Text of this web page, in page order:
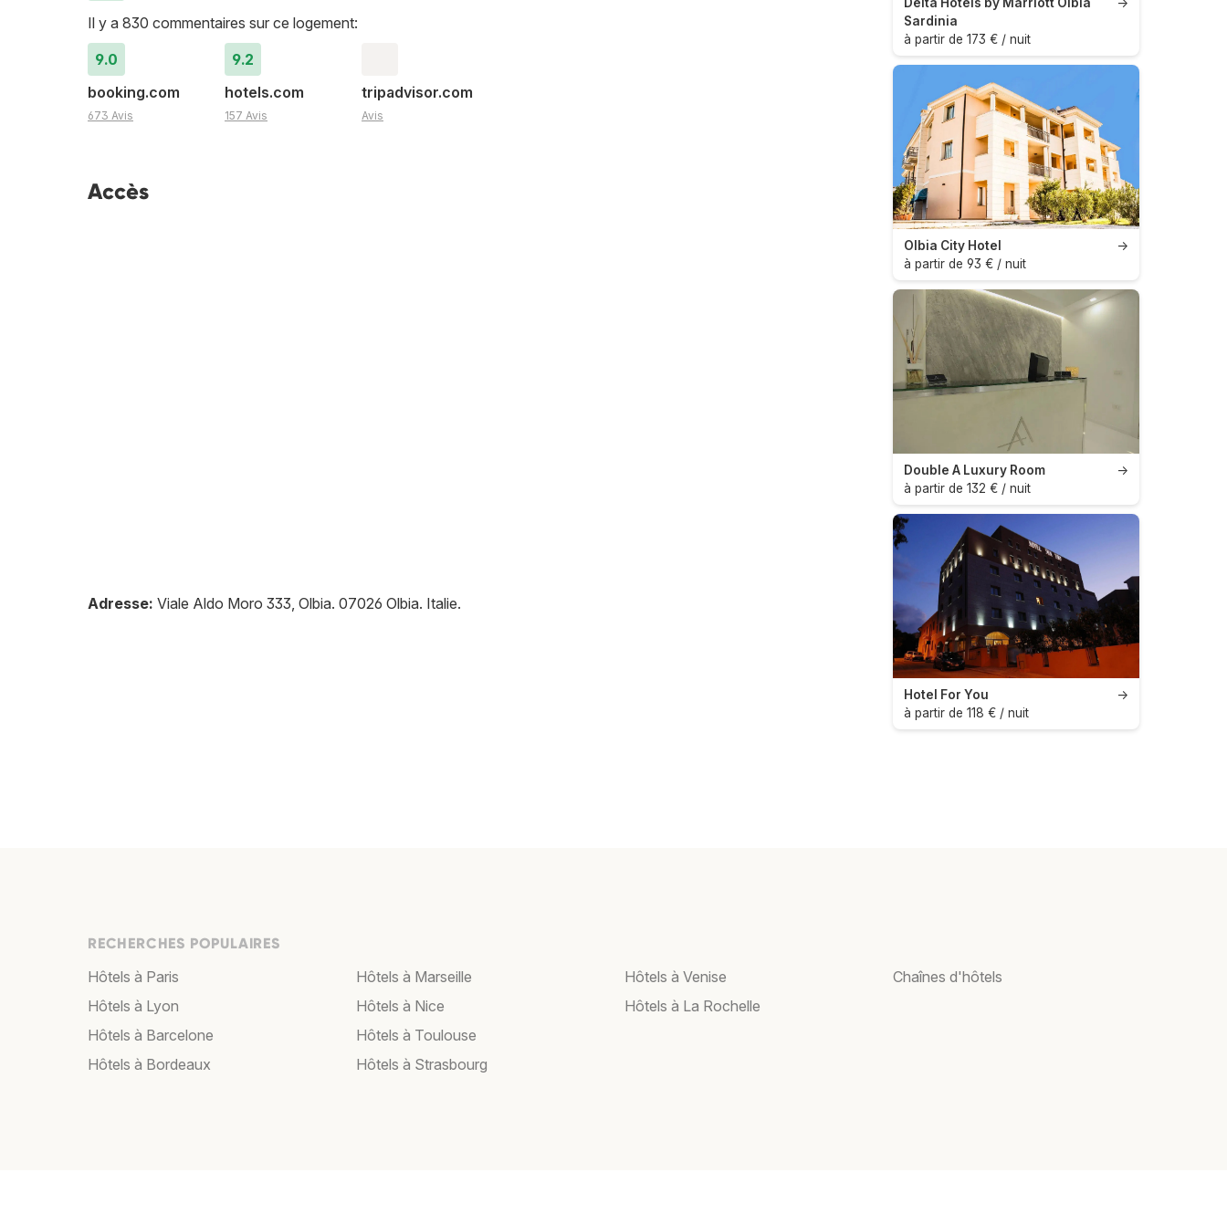
Il y a 830 commentaires sur ce logement:
9.0
booking.com
673 Avis
9.2
hotels.com
157 Avis
tripadvisor.com
Avis
Accès
Adresse: Viale Aldo Moro 333, Olbia. 07026 Olbia. Italie.
→
Delta Hotels by Marriott Olbia
Sardinia
à partir de 173 € / nuit
→
Olbia City Hotel
à partir de 93 € / nuit
→
Double A Luxury Room
à partir de 132 € / nuit
→
Hotel For You
à partir de 118 € / nuit
RECHERCHES POPULAIRES
Hôtels à Paris
Hôtels à Lyon
Hôtels à Barcelone
Hôtels à Bordeaux
Hôtels à Marseille
Hôtels à Nice
Hôtels à Toulouse
Hôtels à Strasbourg
Hôtels à Venise
Hôtels à La Rochelle
Chaînes d'hôtels